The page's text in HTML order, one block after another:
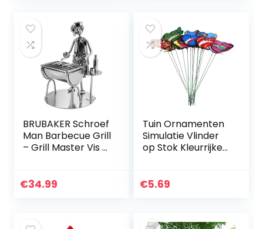
BRUBAKER Schroef
Man Barbecue Grill
– Grill Master Vis –
Man – Metal Figure
€34.99
Tuin Ornamenten
Simulatie Vlinder
op Stok Kleurrijke
Party 10st
€5.69